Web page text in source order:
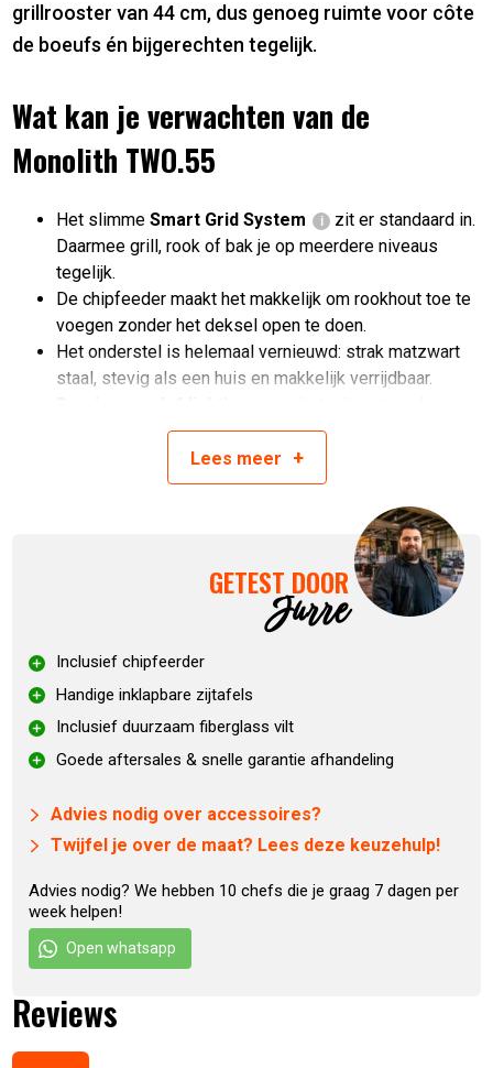
grillrooster van 44 cm, dus genoeg ruimte voor côte
de boeufs én bijgerechten tegelijk.
Wat kan je verwachten van de
Monolith TWO.55
Het slimmeSmart Grid System
zit er standaard in.
Daarmee grill, rook of bak je op meerdere niveaus
tegelijk.
De chipfeeder maakt het makkelijk om rookhout toe te
voegen zonder het deksel open te doen.
Het onderstel is helemaal vernieuwd: strak matzwart
staal, stevig als een huis en makkelijk verrijdbaar.
zorgen voor een soepele en luchtdichte sluiting.
Wordt geleverd als compleet startpakket – je kunt dus
direct aan de slag.
Alle accessoires van de Monolith Classic passen ook
Wat zit er allemaal bij de Monolith
Inclusief onderstel en zijplankjes
Chipfeeder
As-schep
Vuurbox
2 hallve maan druipbakken
2 halve maan deflectorstenen
2 halve maan RVS roosters
2 SGS-lifters
Specificaties
Kleur: zwart
Lees meer +
GETEST DOOR
Jurre
Inclusief chipfeerder
Handige inklapbare zijtafels
Inclusief duurzaam fiberglass vilt
Goede aftersales & snelle garantie afhandeling
Advies nodig over accessoires?
Twijfel je over de maat? Lees deze keuzehulp!
Advies nodig? We hebben 10 chefs die je graag 7 dagen per
week helpen!
Open whatsapp
Reviews